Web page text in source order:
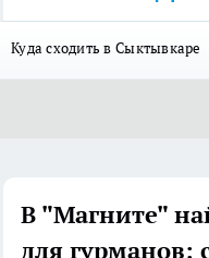
Куда сходить в Сыктывкаре
В "Магните"
для гурманов: